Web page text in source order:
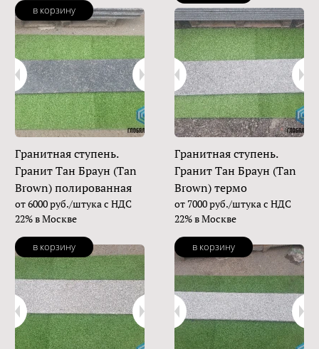
в корзину
Гранитная ступень.
Гранит Тан Браун (Tan
Brown) полированная
от 6000 руб./штука с НДС
22% в Москве
в корзину
Гранитная ступень.
Гранит Тан Браун (Tan
Brown) термо
от 7000 руб./штука с НДС
22% в Москве
в корзину